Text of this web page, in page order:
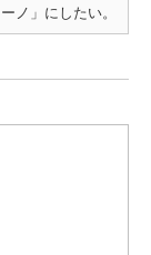
ノ」にしたい。